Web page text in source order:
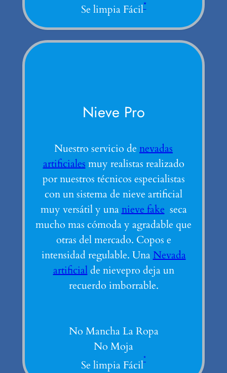
Se limpia Fácil*
Nieve Pro
Nuestro servicio de nevadas
artificiales muy realistas realizado
por nuestros técnicos especialistas
con un sistema de nieve artificial
muy versátil y una nieve fake seca
mucho mas cómoda y agradable que
otras del mercado. Copos e
intensidad regulable. Una Nevada
artificialde nievepro deja un
recuerdo imborrable.
No Mancha La Ropa
No Moja
Se limpia Fácil*